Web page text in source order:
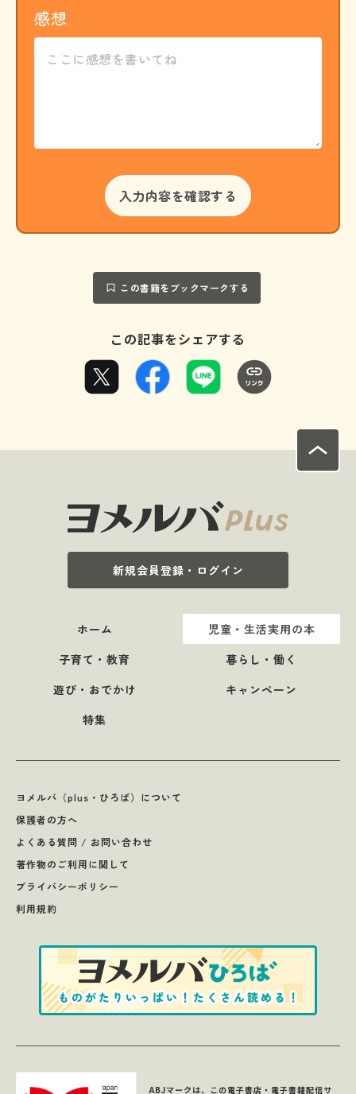
感想
この書籍をブックマークする
この記事をシェアする
新規会員登録・ログイン
ホーム
児童・生活実用の本
子育て・教育
暮らし・働く
遊び・おでかけ
キャンペーン
特集
ヨメルバ（plus・ひろば）について
保護者の方へ
よくある質問 / お問い合わせ
著作物のご利用に関して
プライバシーポリシー
利用規約
ABJマークは、この電子書店・電子書籍配信サ